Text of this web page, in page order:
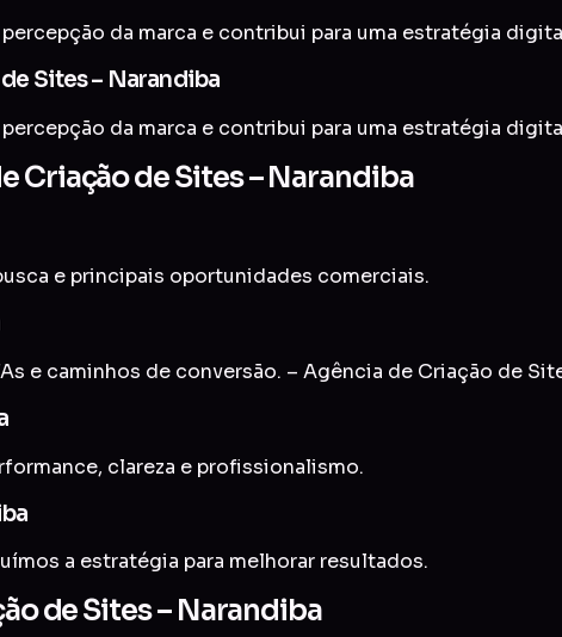
da marca e contribui para uma estratégia
Sites – Narandiba
da marca e contribui para uma estratégia
Criação de Sites – Narandiba
e principais oportunidades comerciais.
e caminhos de conversão. – Agência de Criação de
clareza e profissionalismo.
a estratégia para melhorar resultados.
de Sites – Narandiba